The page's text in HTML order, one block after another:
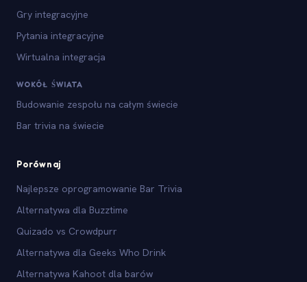
Gry integracyjne
Pytania integracyjne
Wirtualna integracja
WOKÓŁ ŚWIATA
Budowanie zespołu na całym świecie
Bar trivia na świecie
Porównaj
Najlepsze oprogramowanie Bar Trivia
Alternatywa dla Buzztime
Quizado vs Crowdpurr
Alternatywa dla Geeks Who Drink
Alternatywa Kahoot dla barów